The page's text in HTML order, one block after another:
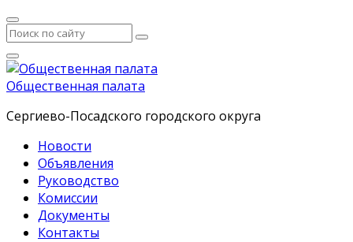
Общественная палата
Сергиево-Посадского городского округа
Новости
Объявления
Руководство
Комиссии
Документы
Контакты